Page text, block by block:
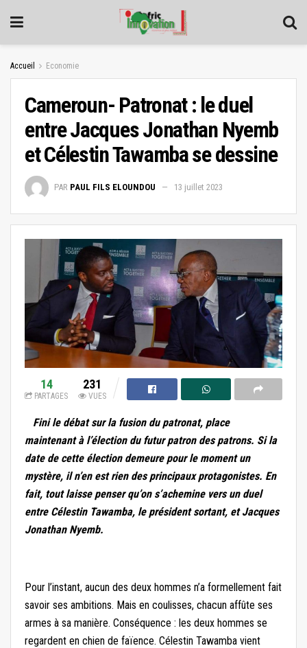
Accueil Economie
Cameroun- Patronat : le duel
entre Jacques Jonathan Nyemb
et Célestin Tawamba se dessine
PAR PAUL FILS ELOUNDOU 13 juillet 2023
14
PARTAGES
231
VUES
Fini le débat sur la fusion du patronat, place
maintenant à l’élection du futur patron des patrons. Si la
date de cette élection demeure pour le moment un
mystère, il n’en est rien des principaux protagonistes. En
fait, tout laisse penser qu’on s’achemine vers un duel
entre Célestin Tawamba, le président sortant, et Jacques
Jonathan Nyemb.
Pour l’instant, aucun des deux hommes n’a formellement fait
savoir ses ambitions. Mais en coulisses, chacun affûte ses
armes à sa manière. Conséquence : les deux hommes se
regardent en chien de faïence. Célestin Tawamba vient